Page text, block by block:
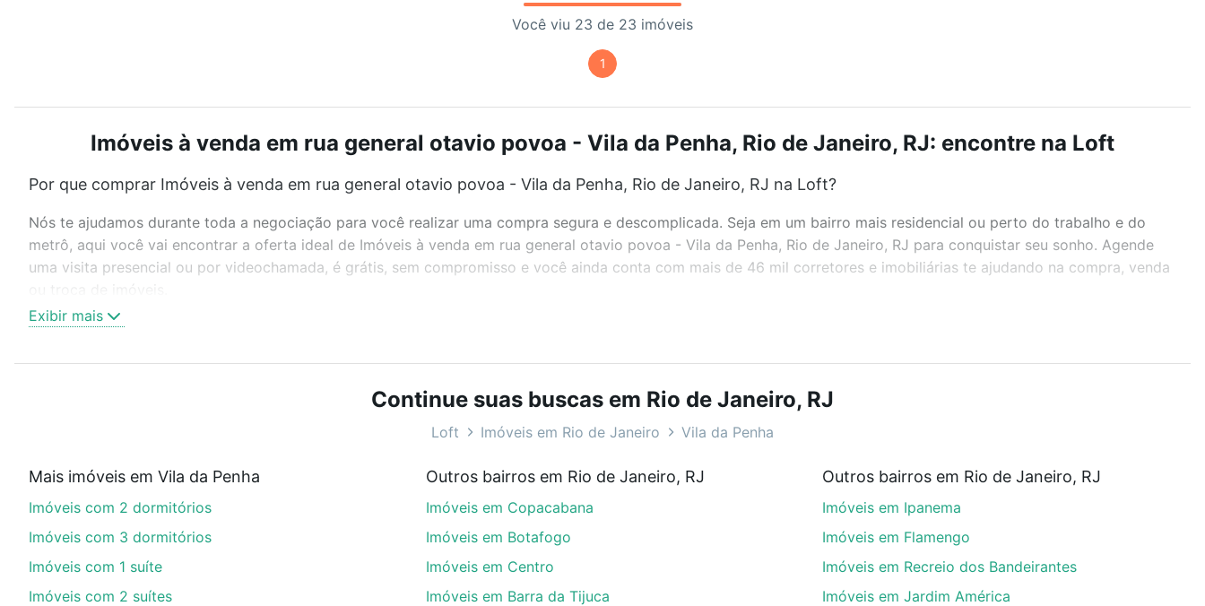
Você viu 23 de 23 imóveis
1
Imóveis à venda em rua general otavio povoa - Vila da Penha, Rio de Janeiro, RJ: encontre na Loft
Por que comprar Imóveis à venda em rua general otavio povoa - Vila da Penha, Rio de Janeiro, RJ na Loft?
Nós te ajudamos durante toda a negociação para você realizar uma compra segura e descomplicada. Seja em um bairro mais residencial ou perto do trabalho e do
metrô, aqui você vai encontrar a oferta ideal de Imóveis à venda em rua general otavio povoa - Vila da Penha, Rio de Janeiro, RJ para conquistar seu sonho. Agende
uma visita presencial ou por videochamada, é grátis, sem compromisso e você ainda conta com mais de 46 mil corretores e imobiliárias te ajudando na compra, venda
Como escolher um imóvel?
Use barra de busca no topo para pesquisar por ruas, bairros e até condomínios favoritos. Você também pode usar os filtros como quantidade de quartos, suítes, com
ou sem vaga de garagem para combinar perfeitamente com o preço, metragem e comodidades, como piscina, academia, salão de festas ou área verde e encontrar
Imóveis à venda em rua general otavio povoa - Vila da Penha, Rio de Janeiro, RJ ideal para você na Loft.
Aqui na Loft temos a oferta ideal para você, com Imóveis à venda em rua general otavio povoa - Vila da Penha, Rio de Janeiro, RJ que custam a partir de R$ 0 e com
nossas opções de financiamento imobiliário as parcelas podem se adequar ao seu orçamento. Se ainda tem alguma dúvida dos custos envolvidos no processo de
compra, veja em nosso portal
quanto custa comprar um apartamento e conte com a gente para comprar o imóvel dos seus sonhos com segurança e conforto. Loft,
Exibir mais
Continue suas buscas em Rio de Janeiro, RJ
Loft Imóveis em Rio de Janeiro Vila da Penha
Mais imóveis em Vila da Penha
Imóveis com 2 dormitórios
Imóveis com 3 dormitórios
Imóveis com 1 suíte
Imóveis com 2 suítes
Outros bairros em Rio de Janeiro, RJ
Imóveis em Copacabana
Imóveis em Botafogo
Imóveis em Centro
Imóveis em Barra da Tijuca
Outros bairros em Rio de Janeiro, RJ
Imóveis em Ipanema
Imóveis em Flamengo
Imóveis em Recreio dos Bandeirantes
Imóveis em Jardim América